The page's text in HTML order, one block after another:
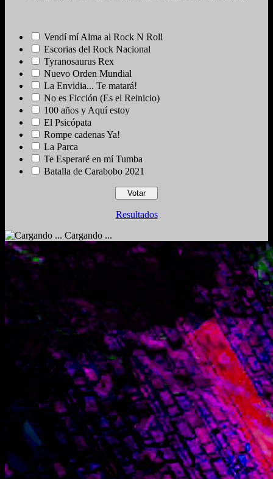
Vendí mí Alma al Rock N Roll
Escorias del Rock Nacional
Tyranosaurus Rex
Nuevo Orden Mundial
La Envidia... Te matará!
No es Ficción (Es el Reinicio)
100 años y Aquí estoy
El Psicópata
Rompe cadenas Ya!
La Parca
Te Esperaré en mí Tumba
Batalla de Carabobo 2021
Resultados
Cargando ...